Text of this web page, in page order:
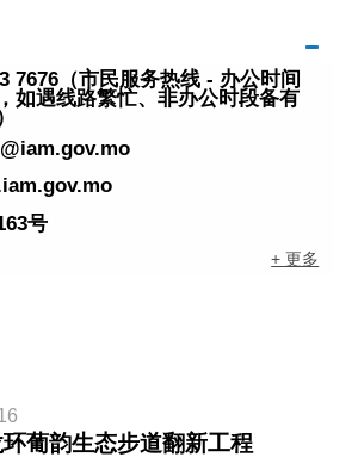
7676（市民服务热线 - 办公时间
如遇线路繁忙、非办公时段备有
号
+ 更多
葡韵生态步道翻新工程